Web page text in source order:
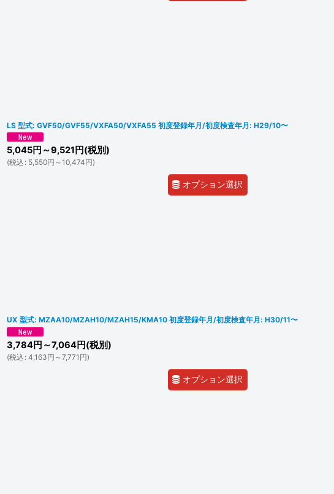
LS 型式: GVF50/GVF55/VXFA50/VXFA55 初度登録年月/初度検査年月: H29/10〜
5,045円 ～9,521 円(税別)
(税込 : 5,550円 ～10,474円)
オプション選択
UX 型式: MZAA10/MZAH10/MZAH15/KMA10 初度登録年月/初度検査年月: H30/11〜
3,784円 ～7,064円(税別)
(税込 : 4,163円 ～7,771 円)
オプション選択